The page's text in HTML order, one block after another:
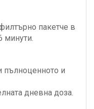
пакетче в
минути.
пълноценното и
дневна доза.